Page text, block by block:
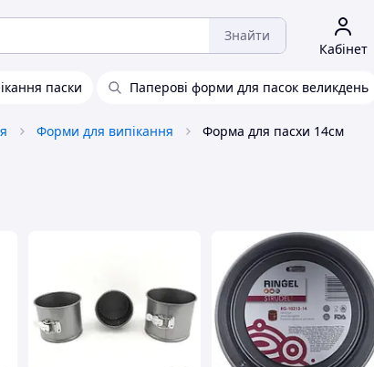
Знайти
Кабінет
паски Паперові форми для пасок великдень
Форми для випікання Форма для пасхи 14см